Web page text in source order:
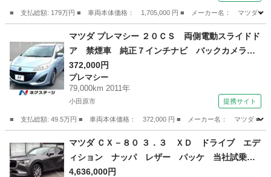
■ 支払総額: 179万円 ■ 車両本体価格： 1,705,000 円 ■ メーカー名： マツダ ■
ロードスター
マツダ プレマシー ２０ＣＳ 両側電動スライドド
ア 禁煙車 純正７インチナビ バックカメラ
ＥＴＣ Ｂｌｕｅｔｏｏｔｈ ワンセグ ドライ
ブレコーダー １５インチアルミホイール （検9.
1）
372,000円
プレマシー
79,000km 2011年
小田原市 提携サイト
■ 支払総額: 49.5万円 ■ 車両本体価格： 372,000 円 ■ メーカー名： マツダ ■
プレマシー
マツダ ＣＸ－８０ ３．３ ＸＤ ドライブ エデ
ィション ナッパ レザー パッケ 当社試乗
車 ３６０度カメラ ＭＲＣＣ ＥＴＣ 電動リ
4,636,000円